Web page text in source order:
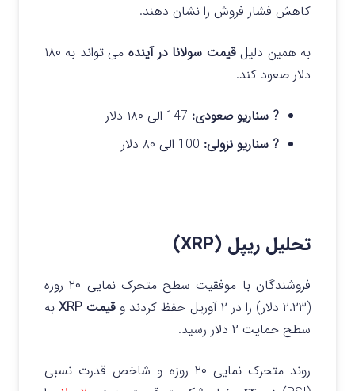
کاهش فشار فروش را نشان دهند.
به همین دلیلقیمت سولانا در آینده
می تواند به ۱۸۰
دلار صعود کند.
? سناریو صعودی:
? سناریو نزولی:
تحلیل ریپل (XRP)
فروشندگان با موفقیت سطح متحرک نمایی ۲۰ روزه
(۲.۲۳ دلار) را در ۲ آوریل حفظ کردند و
قیمت XRP
به
سطح حمایت ۲ دلار رسید.
روند متحرک نمایی ۲۰ روزه و شاخص قدرت نسبی